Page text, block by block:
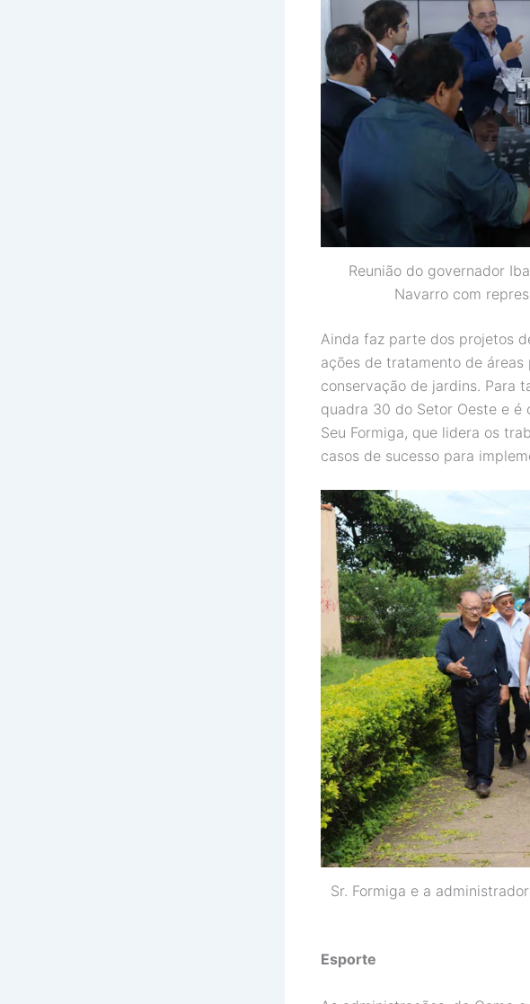
Reunião do governador
Navarro com
Ainda faz parte dos projetos
ações de tratamento de
conservação de jardins. Para
quadra 30 do Setor Oeste e é
Seu Formiga, que lidera os
casos de sucesso para
Sr. Formiga e a
Esporte